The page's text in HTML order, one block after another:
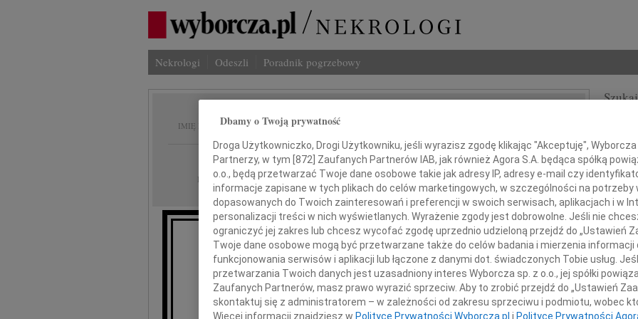
Nekrologi Odeszli Poradnik pogrzebowy
IMIĘ I NAZWISKO: Bogusław Kranz
REGION: Warszawa
DATA EMISJI: 09.06.2009
Z głębokim żalem zawiadamiamy,
że w dniu 6 czerwca 2009 roku
zmarł w wieku 56 lat
INNE
3
Z
Z
Z
Dbamy o Twoją prywatność
Droga Użytkowniczko, Drogi Użytkowniku, jeśli wyrazisz zgodę klikając "Akceptuję",
Partnerzy, w tym [872] Zaufanych Partnerów IAB, jak również Agora S.A. będąca spółką
o.o., będą przetwarzać Twoje dane osobowe takie jak adresy IP, adresy e-mail czy
informacje zapisane w tych plikach do celów marketingowych, w szczególności na potrzeby
dopasowanych do Twoich zainteresowań i preferencji w swoich serwisach, aplikacjach i w
personalizacji treści w nich wyświetlanych. Wyrażenie zgody jest dobrowolne. Jeśli nie
ograniczyć jej zakres lub chcesz wycofać zgodę uprzednio udzieloną przejdź do „Ustawień
Twoje dane osobowe mogą być przetwarzane także do celów badania i mierzenia
funkcjonowania serwisów i aplikacji lub łączone z danymi dot. świadczonych Tobie usług.
przetwarzania Twoich danych jest uzasadniony interes Wyborcza sp. z o.o., jej spółki
Zaufanych Partnerów, masz prawo wyrazić sprzeciw. Aby to zrobić przejdź do „Ustawień
skontaktuj się z administratorem – w zależności od zakresu sprzeciwu i podmiotu, wobec
Więcej informacji znajdziesz w Polityce Prywatności Wyborcza.pl i Polityce Prywatności